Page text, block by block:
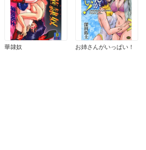
華隷奴 お姉さんがいっぱい！